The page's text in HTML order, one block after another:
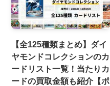
【全125種類まとめ】ダイ
ヤモンドコレクションのカ
ードリスト一覧！当たりカ
ードの買取金額も紹介【ポ